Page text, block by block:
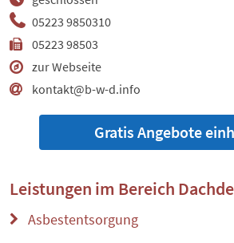
05223 9850310
05223 98503
zur Webseite
kontakt@b-w-d.info
Gratis Angebote
Leistungen im Bereich
Asbestentsorgung